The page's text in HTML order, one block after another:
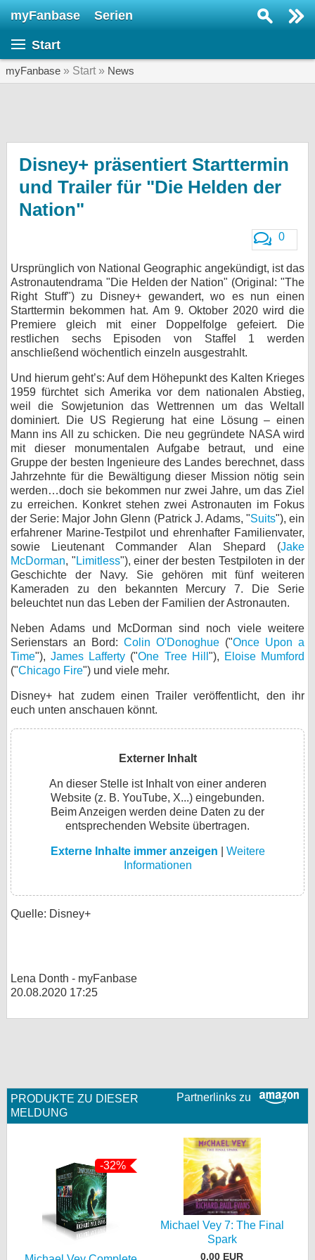
myFanbase Serien
Start
myFanbase » Start » News
Disney+ präsentiert Starttermin
und Trailer für "Die Helden der
Nation"
0
Ursprünglich von National Geographic angekündigt, ist das
Astronautendrama "Die Helden der Nation" (Original: "The
Right Stuff") zu Disney+ gewandert, wo es nun einen
Starttermin bekommen hat. Am 9. Oktober 2020 wird die
Premiere gleich mit einer Doppelfolge gefeiert. Die
restlichen sechs Episoden von Staffel 1 werden
anschließend wöchentlich einzeln ausgestrahlt.
Und hierum geht’s: Auf dem Höhepunkt des Kalten Krieges
1959 fürchtet sich Amerika vor dem nationalen Abstieg,
weil die Sowjetunion das Wettrennen um das Weltall
dominiert. Die US Regierung hat eine Lösung – einen
Mann ins All zu schicken. Die neu gegründete NASA wird
mit dieser monumentalen Aufgabe betraut, und eine
Gruppe der besten Ingenieure des Landes berechnet, dass
Jahrzehnte für die Bewältigung dieser Mission nötig sein
werden…doch sie bekommen nur zwei Jahre, um das Ziel
zu erreichen. Konkret stehen zwei Astronauten im Fokus
der Serie: Major John Glenn (Patrick J. Adams, "Suits"), ein
erfahrener Marine-Testpilot und ehrenhafter Familienvater,
sowie Lieutenant Commander Alan Shepard (Jake
McDorman, " Limitless"), einer der besten Testpiloten in der
Geschichte der Navy. Sie gehören mit fünf weiteren
Kameraden zu den bekannten Mercury 7. Die Serie
beleuchtet nun das Leben der Familien der Astronauten.
Neben Adams und McDorman sind noch viele weitere
Serienstars an Bord: Colin O'Donoghue ("Once Upon a
Time"),James Lafferty ("One Tree Hill "), Eloise Mumford
("Chicago Fire") und viele mehr.
Disney+ hat zudem einen Trailer veröffentlicht, den ihr
euch unten anschauen könnt.
Externer Inhalt
An dieser Stelle ist Inhalt von einer anderen
Website (z. B. YouTube, X...) eingebunden.
Beim Anzeigen werden deine Daten zu der
entsprechenden Website übertragen.
Externe Inhalte immer anzeigen
Weitere
Informationen
Quelle: Disney+
Lena Donth - myFanbase
20.08.2020 17:25
Partnerlinks zu
PRODUKTE ZU DIESER
MELDUNG
-32%
Michael Vey 7: The Final
Spark
0,00 EUR
Veranstaltungen
Gewinnspiele
Forum
bei X
Kontakt
Nutzungsbedingungen
Datenschutz
Cookie-Einstellungen
Impressum
Desktop-Ansicht
myFanbase